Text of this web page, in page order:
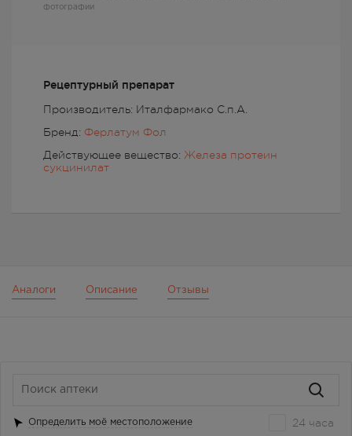
Рецептурный препарат
Производитель: Италфармако С.п.А.
Бренд: Ферлатум Фол
Действующее вещество: Железа протеин
сукцинилат
фотографии
Аналоги Описание Отзывы
Определить моё местоположение 24 часа